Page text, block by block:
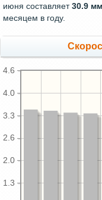
июня составляет30.9
месяцем в году.
1.3
2.0
2.6
3.3
4.0
4.6